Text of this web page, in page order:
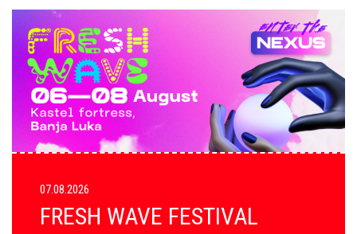
07.08.2026
FRESH WAVE FESTIVAL